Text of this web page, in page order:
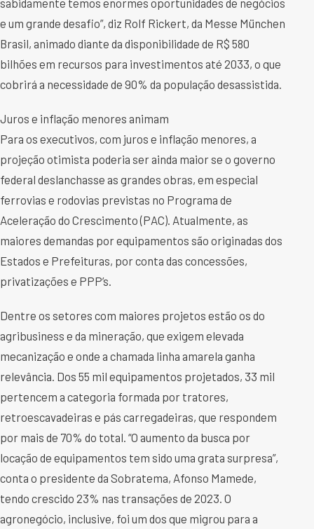
e um grande desafio”, diz Rolf Rickert, da Messe München
Brasil, animado diante da disponibilidade de R$ 580
bilhões em recursos para investimentos até 2033, o que
cobrirá a necessidade de 90% da população desassistida.
Juros e inflação menores animam
Para os executivos, com juros e inflação menores, a
projeção otimista poderia ser ainda maior se o governo
federal deslanchasse as grandes obras, em especial
ferrovias e rodovias previstas no Programa de
Aceleração do Crescimento (PAC). Atualmente, as
maiores demandas por equipamentos são originadas dos
Estados e Prefeituras, por conta das concessões,
privatizações e PPP’s.
Dentre os setores com maiores projetos estão os do
agribusiness e da mineração, que exigem elevada
mecanização e onde a chamada linha amarela ganha
relevância. Dos 55 mil equipamentos projetados, 33 mil
pertencem a categoria formada por tratores,
retroescavadeiras e pás carregadeiras, que respondem
por mais de 70% do total. “O aumento da busca por
locação de equipamentos tem sido uma grata surpresa”,
conta o presidente da Sobratema, Afonso Mamede,
tendo crescido 23% nas transações de 2023. O
agronegócio, inclusive, foi um dos que migrou para a